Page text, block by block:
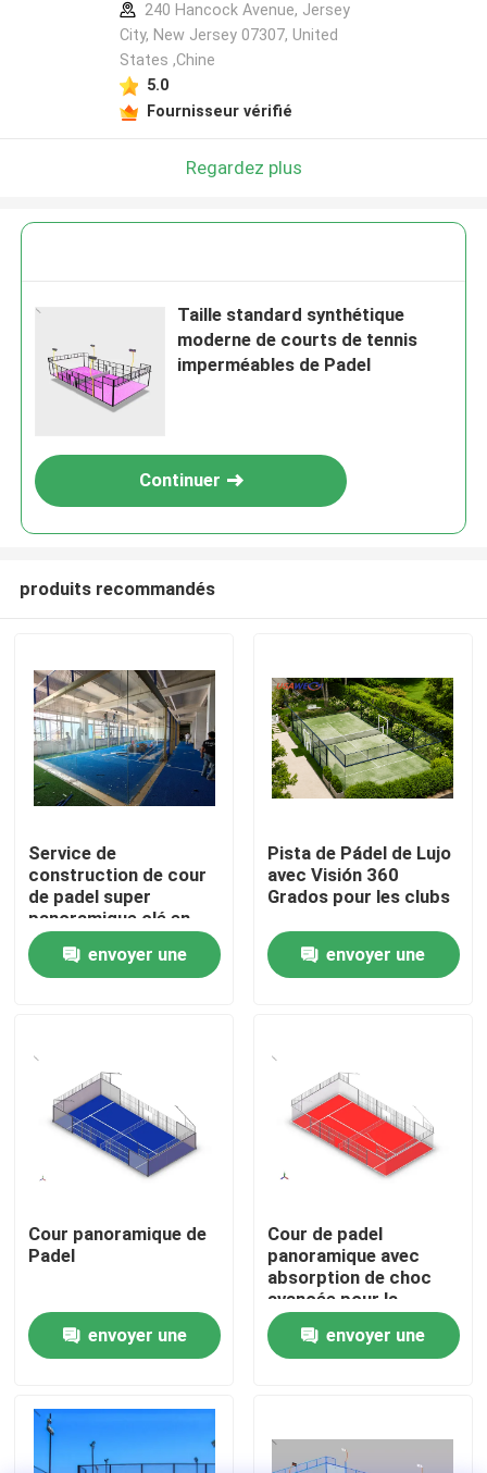
Accueil
Produits
Vidéos
Visite de l'usine
Contrôle de qualité
Nous contacter
Nouvelles
Demander un devis
240 Hancock Avenue, Jersey
City, New Jersey 07307, United
States ,Chine
5.0
Fournisseur vérifié
Regardez plus
Taille standard synthétique
moderne de courts de tennis
imperméables de Padel
Continuer
produits recommandés
Service de
construction de cour
de padel super
panoramique clé en
main
envoyer une
Pista de Pádel de Lujo
avec Visión 360
Grados pour les clubs
envoyer une
Cour panoramique de
Padel
envoyer une
Cour de padel
panoramique avec
absorption de choc
avancée pour la
sécurité des joueurs
envoyer une